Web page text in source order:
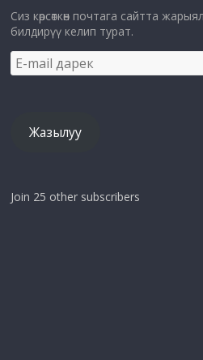
Сиз көрсөткөн почтага сайтта
билдирүү келип турат.
E-
mail
Жазылуу
Join 25 other subscribers